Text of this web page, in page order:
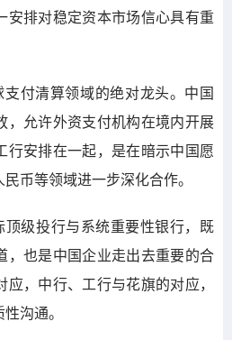
安排对稳定资本市场信心具有重
付清算领域的绝对龙头。中国
，允许外资支付机构在境内开展
行安排在一起，是在暗示中国愿
币等领域进一步深化合作。
顶级投行与系统重要性银行，既
，也是中国企业走出去重要的合
，中行、工行与花旗的对应，
沟通。